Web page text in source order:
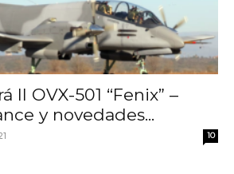
II OVX-501 “Fenix” –
y novedades...
10